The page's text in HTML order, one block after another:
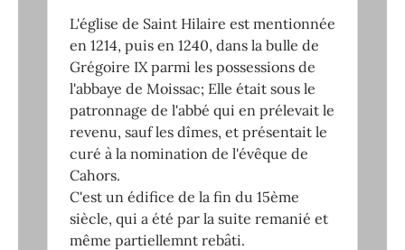
L'église de Saint Hilaire est mentionnée
en 1214, puis en 1240, dans la bulle de
Grégoire IX parmi les possessions de
l'abbaye de Moissac; Elle était sous le
patronnage de l'abbé qui en prélevait le
revenu, sauf les dîmes, et présentait le
curé à la nomination de l'évêque de
Cahors.
C'est un édifice de la fin du 15ème
siècle, qui a été par la suite remanié et
même partiellemnt rebâti.